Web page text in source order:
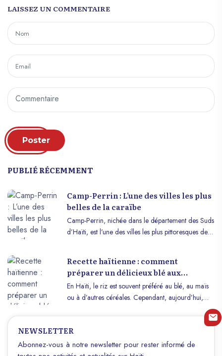
LAISSEZ UN COMMENTAIRE
Poster
PUBLIÉ RÉCEMMENT
Camp-Perrin : L’une des villes les plus
belles de la caraïbe
Camp-Perrin, nichée dans le département des Suds
d’Haïti, est l’une des villes les plus pittoresques de la
du pays, Camp-Perrin est un véritable havre de
paix. Son climat agréable, sa végétation luxuriante
et son atmosphère sereine en font un lieu idéal
pour ceux en quête de beauté naturelle et de
tranquillité. Si Port-au-Prince, la capitale d’Haïti, est
sociales, Camp-Perrin se distingue par son calme et
son ambiance joyeuse, offrant ainsi une perspective
Recette haïtienne : comment
préparer un délicieux blé aux
haricots rouges
En Haïti, le riz est souvent préféré au blé, au maïs
ou à d’autres céréales. Cependant, aujourd’hui,
commencer, faites bouillir les pois rouges. Pendant
ce temps, faites chauffer l’huile dans une grande
NEWSLETTER
Abonnez-vous à notre newsletter pour rester informé de